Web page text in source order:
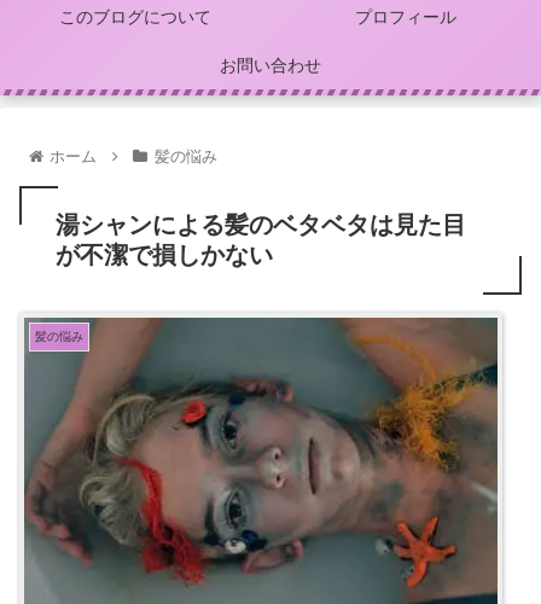
このブログについて プロフィール
お問い合わせ
ホーム 髪の悩み
湯シャンによる髪のベタベタは見た目
が不潔で損しかない
髪の悩み